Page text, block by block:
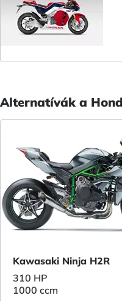
Alternatívák a
Kawasaki Ninja H2R
310 HP
1000 ccm